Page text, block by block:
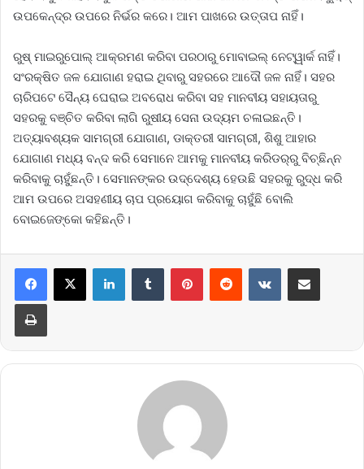
ଉପକେନ୍ଦ୍ର ଉପରେ ନିର୍ଭର କରେ। ଆମ ପାଖରେ ଉତ୍ତାପ ନାହିଁ।
ରୁଷ୍‌ ମାଇରୁପୋଲ୍‌ ଆକ୍ରମଣ କରିବା ପରଠାରୁ ମୋବାଇଲ୍‌ ନେଟ୍‌ୱାର୍କ ନାହିଁ।
ସଂରକ୍ଷିତ ଜଳ ଯୋଗାଣ ହରାଇ ଥିବାରୁ ସହରରେ ଆଦୌ ଜଳ ନାହିଁ। ସହର
ଚାରିପଟେ ସୈନ୍ୟ ଘେରାଇ ଅବରୋଧ କରିବା ସହ ମାନବୀୟ ସହାୟତାରୁ
ସହରକୁ ବଞ୍ଚିତ କରିବା ଲାଗି ରୁଷୀୟ ସେନା ଉଦ୍ୟମ ଚଳାଇଛନ୍ତି।
ଅତ୍ୟାବଶ୍ୟକ ସାମଗ୍ରୀ ଯୋଗାଣ, ଡାକ୍ତରୀ ସାମଗ୍ରୀ, ଶିଶୁ ଆହାର
ଯୋଗାଣ ମଧ୍ୟ ବନ୍ଦ କରି ସେମାନେ ଆମକୁ ମାନବୀୟ କରିଡର୍‌ରୁ ବିଚ୍ଛିନ୍ନ
କରିବାକୁ ଚାହୁଁଛନ୍ତି। ସେମାନଙ୍କର ଉଦ୍ଦେଶ୍ୟ ହେଉଛି ସହରକୁ ରୁଦ୍ଧ କରି
ଆମ ଉପରେ ଅସହଣୀୟ ଚାପ ପ୍ରୟୋଗ କରିବାକୁ ଚାହୁଁଛି ବୋଲି
ବୋଇଜେଙ୍କୋ କହିଛନ୍ତି।